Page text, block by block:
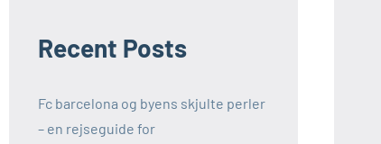
Recent Posts
Fc barcelona og byens skjulte perler
– en rejseguide for